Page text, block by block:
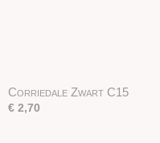
Corriedale Zwart C15
€ 2,70